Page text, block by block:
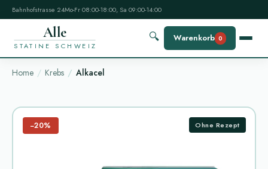
Bahnhofstrasse 24Mo-Fr 08:00-18:00, Sa 09:00-14:00
Alle
STATINE SCHWEIZ
🔍 Warenkorb 0
Home Krebs Alkacel
−20% Ohne Rezept